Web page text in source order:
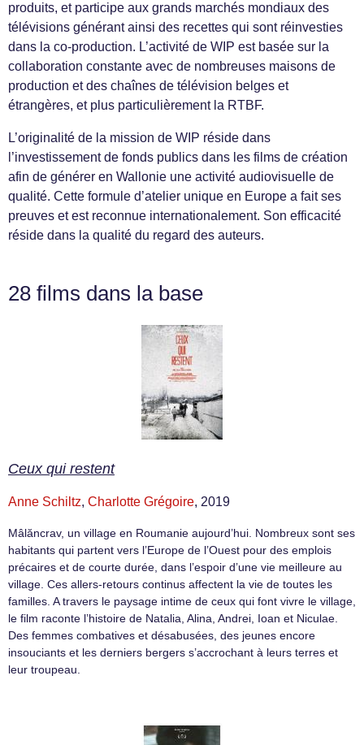
produits, et participe aux grands marchés mondiaux des
télévisions générant ainsi des recettes qui sont réinvesties
dans la co-production. L’activité de WIP est basée sur la
collaboration constante avec de nombreuses maisons de
production et des chaînes de télévision belges et
étrangères, et plus particulièrement la RTBF.
L’originalité de la mission de WIP réside dans
l’investissement de fonds publics dans les films de création
afin de générer en Wallonie une activité audiovisuelle de
qualité. Cette formule d’atelier unique en Europe a fait ses
preuves et est reconnue internationalement. Son efficacité
réside dans la qualité du regard des auteurs.
28 films dans la base
Ceux qui restent
Anne Schiltz, Charlotte Grégoire, 2019
Mâlăncrav, un village en Roumanie aujourd’hui. Nombreux sont ses
habitants qui partent vers l’Europe de l’Ouest pour des emplois
précaires et de courte durée, dans l’espoir d’une vie meilleure au
village. Ces allers-retours continus affectent la vie de toutes les
familles. A travers le paysage intime de ceux qui font vivre le village,
le film raconte l’histoire de Natalia, Alina, Andrei, Ioan et Niculae.
Des femmes combatives et désabusées, des jeunes encore
insouciants et les derniers bergers s’accrochant à leurs terres et
leur troupeau.